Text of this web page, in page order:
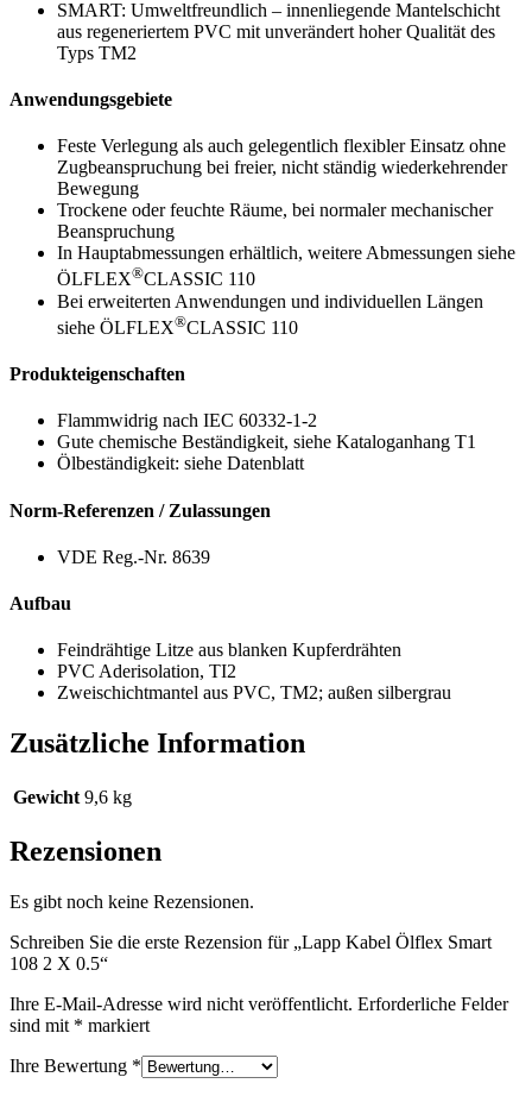
SMART: Umweltfreundlich – innenliegende Mantelschicht
aus regeneriertem PVC mit unverändert hoher Qualität des
Typs TM2
Anwendungsgebiete
Feste Verlegung als auch gelegentlich flexibler Einsatz ohne
Zugbeanspruchung bei freier, nicht ständig wiederkehrender
Bewegung
Trockene oder feuchte Räume, bei normaler mechanischer
Beanspruchung
In Hauptabmessungen erhältlich, weitere Abmessungen siehe
ÖLFLEX®CLASSIC 110
Bei erweiterten Anwendungen und individuellen Längen
siehe ÖLFLEX®CLASSIC 110
Produkteigenschaften
Flammwidrig nach IEC 60332-1-2
Gute chemische Beständigkeit, siehe Kataloganhang T1
Ölbeständigkeit: siehe Datenblatt
Norm-Referenzen / Zulassungen
VDE Reg.-Nr. 8639
Aufbau
Feindrähtige Litze aus blanken Kupferdrähten
PVC Aderisolation, TI2
Zweischichtmantel aus PVC, TM2; außen silbergrau
Zusätzliche Information
Gewicht 9,6 kg
Rezensionen
Es gibt noch keine Rezensionen.
Schreiben Sie die erste Rezension für „Lapp Kabel Ölflex Smart
108 2 X 0.5“
Ihre E-Mail-Adresse wird nicht veröffentlicht. Erforderliche Felder
sind mit * markiert
Ihre Bewertung *